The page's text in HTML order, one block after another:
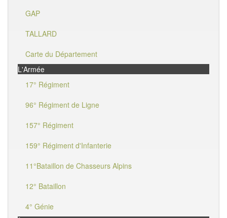
GAP
TALLARD
Carte du Département
L'Armée
17° Régiment
96° Régiment de Ligne
157° Régiment
159° Régiment d'Infanterie
11°Bataillon de Chasseurs Alpins
12° Bataillon
4° Génie